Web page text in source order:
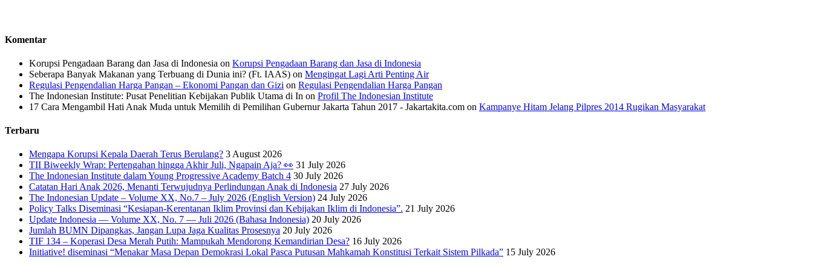
Komentar
Korupsi Pengadaan Barang dan Jasa di Indonesia on Korupsi Pengadaan Barang dan Jasa di Indonesia
Seberapa Banyak Makanan yang Terbuang di Dunia ini? (Ft. IAAS) on Mengingat Lagi Arti Penting Air
Regulasi Pengendalian Harga Pangan – Ekonomi Pangan dan Gizi on Regulasi Pengendalian Harga Pangan
The Indonesian Institute: Pusat Penelitian Kebijakan Publik Utama di In on Profil The Indonesian Institute
17 Cara Mengambil Hati Anak Muda untuk Memilih di Pemilihan Gubernur Jakarta Tahun 2017 - Jakartakita.com on Kampanye Hitam Jelang Pilpres 2014 Rugikan Masyarakat
Terbaru
Mengapa Korupsi Kepala Daerah Terus Berulang? 3 August 2026
TII Biweekly Wrap: Pertengahan hingga Akhir Juli, Ngapain Aja? 👀 31 July 2026
The Indonesian Institute dalam Young Progressive Academy Batch 4 30 July 2026
Catatan Hari Anak 2026, Menanti Terwujudnya Perlindungan Anak di Indonesia 27 July 2026
The Indonesian Update – Volume XX, No.7 – July 2026 (English Version) 24 July 2026
Policy Talks Diseminasi “Kesiapan-Kerentanan Iklim Provinsi dan Kebijakan Iklim di Indonesia”. 21 July 2026
Update Indonesia — Volume XX, No. 7 — Juli 2026 (Bahasa Indonesia) 20 July 2026
Jumlah BUMN Dipangkas, Jangan Lupa Jaga Kualitas Prosesnya 20 July 2026
TIF 134 – Koperasi Desa Merah Putih: Mampukah Mendorong Kemandirian Desa? 16 July 2026
Initiative! diseminasi “Menakar Masa Depan Demokrasi Lokal Pasca Putusan Mahkamah Konstitusi Terkait Sistem Pilkada” 15 July 2026